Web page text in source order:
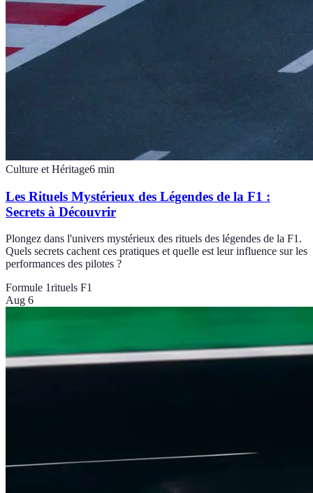
Culture et Héritage6 min
Les Rituels Mystérieux des Légendes de la F1 :
Secrets à Découvrir
Plongez dans l'univers mystérieux des rituels des légendes de la F1.
Quels secrets cachent ces pratiques et quelle est leur influence sur les
performances des pilotes ?
Formule 1rituels F1
Aug 6